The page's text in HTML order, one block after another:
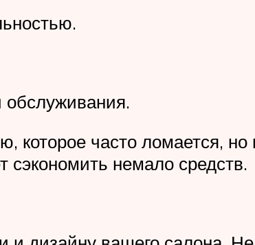
обслуживания.
которое часто ломается, но
сэкономить немало средств.